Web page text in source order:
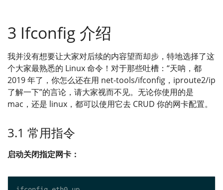
3 Ifconfig 介绍
我并没有想要让大家对后续的内容望而却步，特地选择了这
个大家最熟悉的 Linux 命令！对于那些吐槽：“天呐，都
2019 年了，你怎么还在用 net-tools/ifconfig，iproute2/ip
了解一下”的言论，请大家视而不见。无论你使用的是
mac，还是 linux，都可以使用它去 CRUD 你的网卡配置。
3.1 常用指令
启动关闭指定网卡：